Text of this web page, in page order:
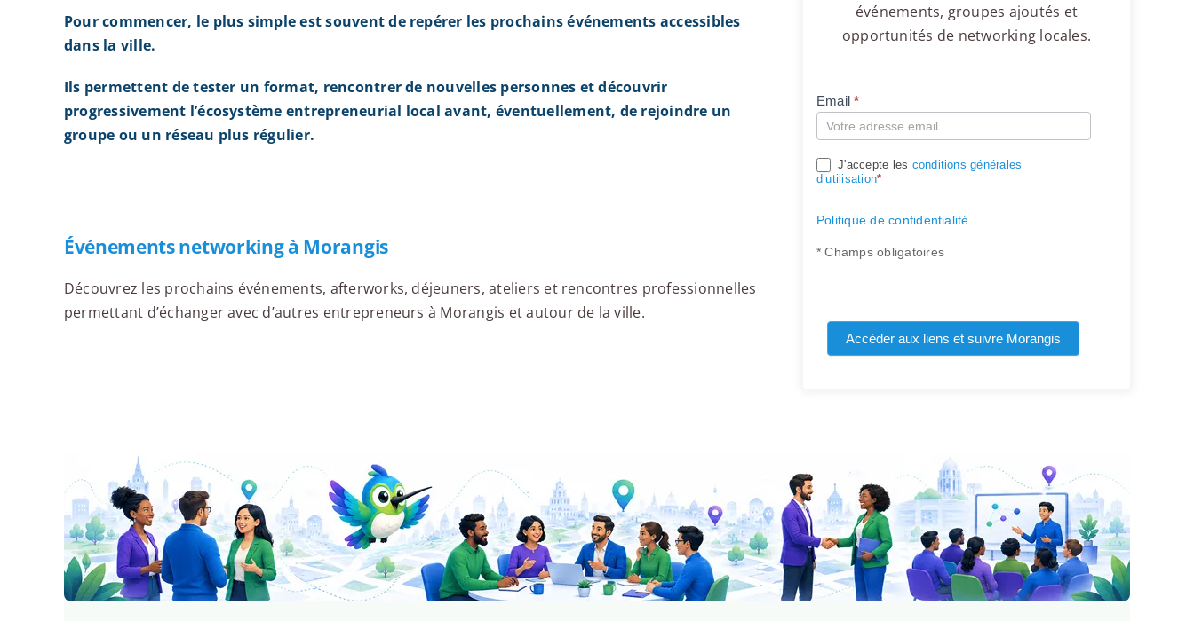
Pour commencer, le plus simple est souvent de repérer les prochains événements accessibles
dans la ville.
Ils permettent de tester un format, rencontrer de nouvelles personnes et découvrir
progressivement l’écosystème entrepreneurial local avant, éventuellement, de rejoindre un
groupe ou un réseau plus régulier.
Événements networking à Morangis
Découvrez les prochains événements, afterworks, déjeuners, ateliers et rencontres professionnelles
permettant d’échanger avec d’autres entrepreneurs à Morangis et autour de la ville.
événements, groupes ajoutés et
opportunités de networking locales.
Compte
Email*
J'accepte les conditions générales
d’utilisation*
Politique de confidentialité
* Champs obligatoires
Accéder aux liens et suivre Morangis